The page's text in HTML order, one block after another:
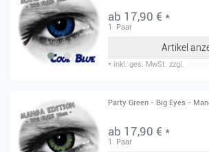
ab 17,90 € *
1 Paar
Artikel
* inkl. ges. MwSt. zzgl.
Party Green - Big Eyes -
ab 17,90 € *
1 Paar